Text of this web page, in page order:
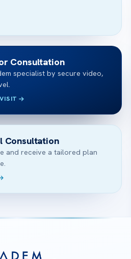
Consultation
specialist by secure video,
Consultation
and receive a tailored plan